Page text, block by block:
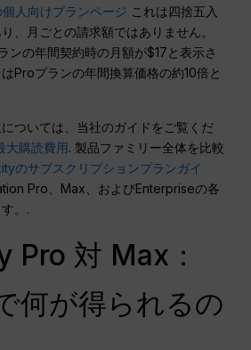
人向けプランページ これは四捨五入
、月ごとの請求額ではありません。
ンの年間契約時の月額が$17と表示さ
Proプランの年間換算価格の約10倍と
ついては、当社のガイドをご覧くだ
大購読費用. 製品ファミリー全体を比較
のサブスクリプションプランガイ
Pro、Max、およびEnterpriseの各
。.
Pro 対 Max：
何が得られるの